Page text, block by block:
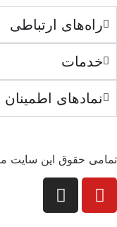
راه‌های ارتباطی
خدمات
نمادهای اطمینان
تمامی حقوق این سایت